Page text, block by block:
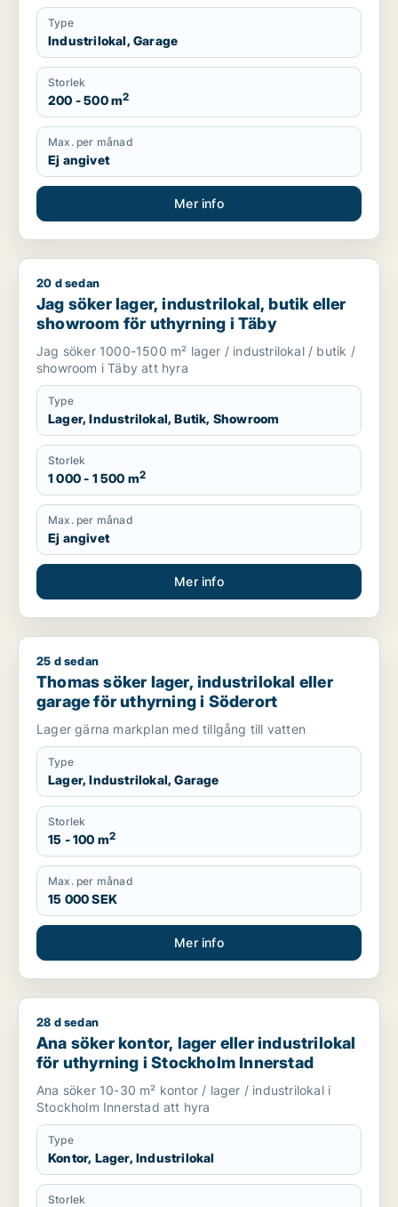
Type
Industrilokal, Garage
Storlek
200 - 500 m2
Max. per månad
Ej angivet
Mer info
Jag söker lager, industrilokal, butik eller showroom för
20 d sedan
Jag söker lager, industrilokal, butik eller
showroom för uthyrning i Täby
Jag söker 1000-1500 m² lager / industrilokal / butik /
showroom i Täby att hyra
Type
Lager, Industrilokal, Butik, Showroom
Storlek
1 000 - 1 500 m2
Max. per månad
Ej angivet
Mer info
Thomas söker lager, industrilokal eller garage för uthyrning
25 d sedan
Thomas söker lager, industrilokal eller
garage för uthyrning i Söderort
Lager gärna markplan med tillgång till vatten
Type
Lager, Industrilokal, Garage
Storlek
15 - 100 m2
Max. per månad
15 000 SEK
Mer info
Ana söker kontor, lager eller industrilokal för uthyrning i
28 d sedan
Ana söker kontor, lager eller industrilokal
för uthyrning i Stockholm Innerstad
Ana söker 10-30 m² kontor / lager / industrilokal i
Stockholm Innerstad att hyra
Type
Kontor, Lager, Industrilokal
Storlek